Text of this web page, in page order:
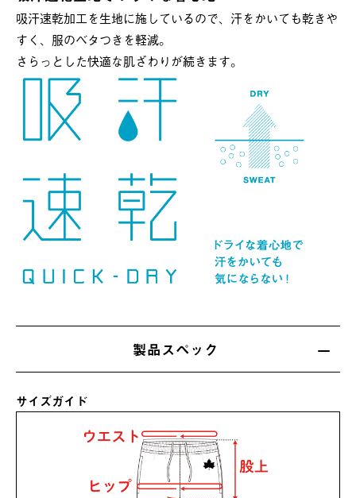
吸汗速乾加工を生地に施しているので、汗をかいても乾きや
すく、服のベタつきを軽減。
さらっとした快適な肌ざわりが続きます。
製品スペック
サイズガイド